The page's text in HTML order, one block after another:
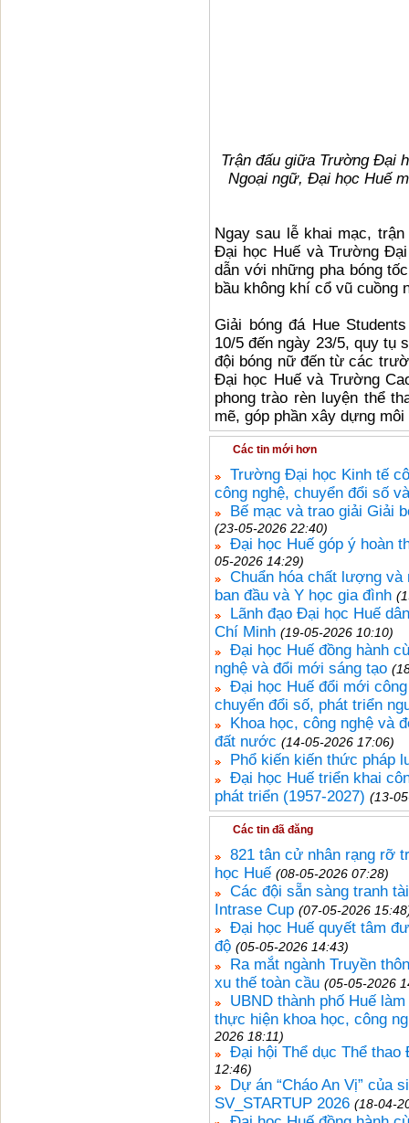
Trận đấu giữa Trường Đại
Ngoại ngữ, Đại học Huế
Ngay sau lễ khai mạc,
Đại học Huế và Trường
dẫn với những pha bóng
bầu không khí cổ vũ cuồng
Giải bóng đá Hue
10/5 đến ngày 23/5, quy tụ
đội bóng nữ đến từ các
Đại học Huế và Trường
phong trào rèn luyện thể
mẽ, góp phần xây dựng
Các tin mới hơn
Trường Đại học Kinh tế
công nghệ, chuyển đổi số
Bế mạc và trao giải Giải
(23-05-2026 22:40)
Đại học Huế góp ý hoàn
05-2026 14:29)
Chuẩn hóa chất lượng
ban đầu và Y học gia đình
Lãnh đạo Đại học Huế
Chí Minh (19-05-2026 10:10)
Đại học Huế đồng hành
nghệ và đổi mới sáng tạo
Đại học Huế đổi mới
chuyển đổi số, phát triển
Khoa học, công nghệ và
đất nước (14-05-2026 17:06)
Phổ kiến kiến thức pháp
Đại học Huế triển khai
phát triển (1957-2027) (13-
Các tin đã đăng
821 tân cử nhân rạng rỡ
học Huế (08-05-2026 07:28)
Các đội sẵn sàng tranh
Intrase Cup (07-05-2026
Đại học Huế quyết tâm
độ (05-05-2026 14:43)
Ra mắt ngành Truyền
xu thế toàn cầu (05-05-2026
UBND thành phố Huế
thực hiện khoa học, công
2026 18:11)
Đại hội Thể dục Thể thao
12:46)
Dự án “Cháo An Vị” của
SV_STARTUP 2026 (18-04-